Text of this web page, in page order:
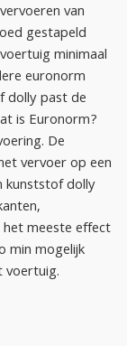
van
gestapeld
minimaal
euronorm
dolly past de
is Euronorm?
De
vervoer op een
kunststof dolly
meeste effect
min mogelijk
voertuig.